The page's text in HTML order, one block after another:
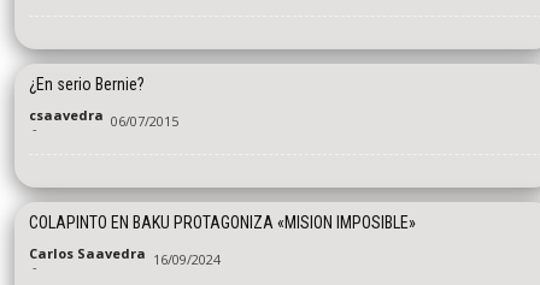
¿En serio Bernie?
csaavedra
- 06/07/2015
COLAPINTO EN BAKU PROTAGONIZA «MISION IMPOSIBLE»
Carlos Saavedra
- 16/09/2024